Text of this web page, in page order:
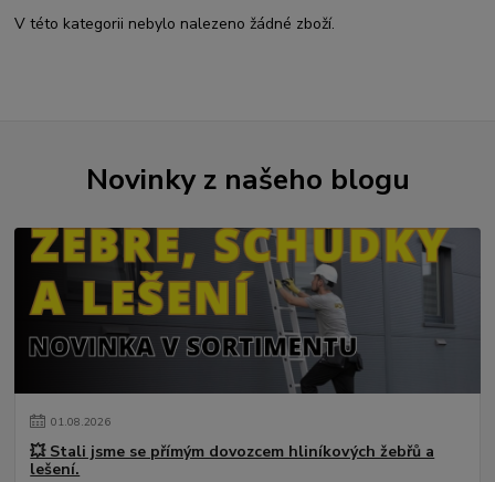
V této kategorii nebylo nalezeno žádné zboží.
Novinky z našeho blogu
01.08.2026
💥 Stali jsme se přímým dovozcem hliníkových žebřů a
lešení.